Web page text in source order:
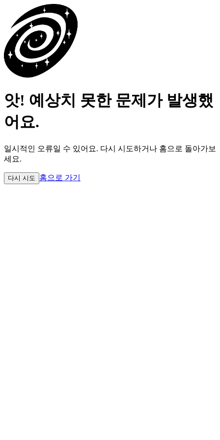
앗! 예상치 못한 문제가 발생했
어요.
일시적인 오류일 수 있어요. 다시 시도하거나 홈으로 돌아가보
세요.
다시 시도 홈으로 가기